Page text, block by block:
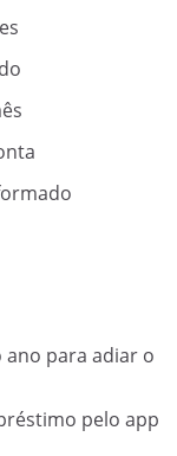
ano para adiar o
pelo app